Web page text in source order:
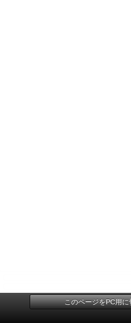
このページをPC用